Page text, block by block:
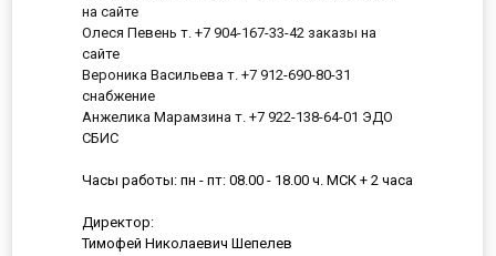
на сайте
Олеся Певень т. +7 904-167-33-42 заказы на
сайте
Вероника Васильева т. +7 912-690-80-31
снабжение
Анжелика Марамзина т. +7 922-138-64-01 ЭДО
СБИС
Часы работы: пн - пт: 08.00 - 18.00 ч. МСК + 2 часа
Директор:
Тимофей Николаевич Шепелев